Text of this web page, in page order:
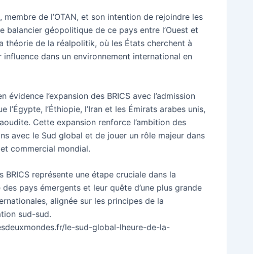
de l’OTAN, et son intention de rejoindre les
balancier géopolitique de ce pays entre l’Ouest et
théorie de la réalpolitik, où les États cherchent à
dans un environnement international en
évidence l’expansion des BRICS avec l’admission
l’Égypte, l’Éthiopie, l’Iran et les Émirats arabes unis,
Cette expansion renforce l’ambition des
avec le Sud global et de jouer un rôle majeur dans
commercial mondial.
BRICS représente une étape cruciale dans la
pays émergents et leur quête d’une plus grande
alignée sur les principes de la
sud-sud.
le-sud-global-lheure-de-la-